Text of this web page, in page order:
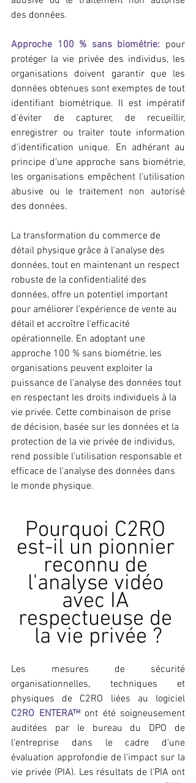
des données.
Approche 100 % sans biométrie: pour
protéger la vie privée des individus, les
organisations doivent garantir que les
données obtenues sont exemptes de tout
identifiant biométrique. Il est impératif
d’éviter de capturer, de recueillir,
enregistrer ou traiter toute information
d’identification unique. En adhérant au
principe d’une approche sans biométrie,
les organisations empêchent l’utilisation
abusive ou le traitement non autorisé
des données.
La transformation du commerce de
détail physique grâce à l'analyse des
données, tout en maintenant un respect
robuste de la confidentialité des
données, offre un potentiel important
pour améliorer l'expérience de vente au
détail et accroître l'efficacité
opérationnelle. En adoptant une
approche 100 % sans biométrie, les
organisations peuvent exploiter la
puissance de l'analyse des données tout
en respectant les droits individuels à la
vie privée. Cette combinaison de prise
de décision, basée sur les données et la
protection de la vie privée de individus,
rend possible l’utilisation responsable et
efficace de l'analyse des données dans
le monde physique.
Pourquoi C2RO
est-il un pionnier
reconnu de
l'analyse vidéo
avec IA
respectueuse de
la vie privée ?
Les mesures de sécurité
organisationnelles, techniques et
C2RO ENTERA™ ont été soigneusement
auditées par le bureau du DPO de
l'entreprise dans le cadre d'une
évaluation approfondie de l'impact sur la
vie privée (PIA). Les résultats de l'PIA ont